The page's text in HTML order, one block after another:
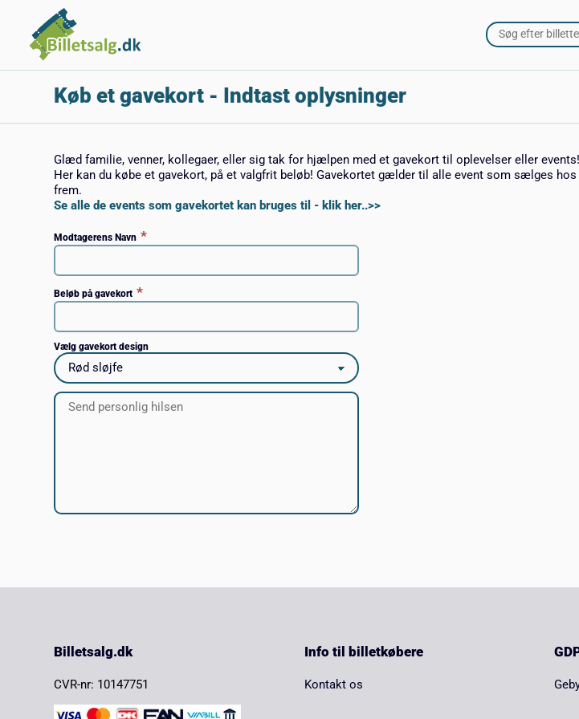
Køb et gavekort - Indtast oplysninger
Glæd familie, venner, kollegaer, eller sig tak for hjælpen med et gavekort til oplevelser eller events!
Her kan du købe et gavekort, på et valgfrit beløb! Gavekortet gælder til alle event som sælges
frem.
Se alle de events som gavekortet kan bruges til - klik her..>>
Modtagerens Navn *
Beløb på gavekort *
Vælg gavekort design
Billetsalg.dk
CVR-nr: 10147751
Info til billetkøbere
Kontakt os